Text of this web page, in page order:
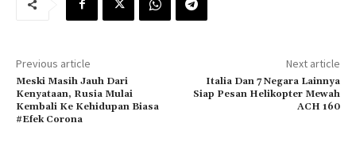
Previous article
Meski Masih Jauh Dari
Kenyataan, Rusia Mulai
Kembali Ke Kehidupan Biasa
#Efek Corona
Next article
Italia Dan 7 Negara Lainnya
Siap Pesan Helikopter Mewah
ACH 160